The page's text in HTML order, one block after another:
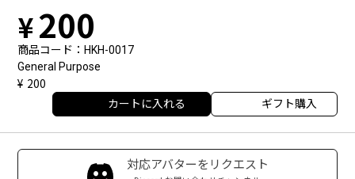
200
商品コード
HKH-0017
General Purpose
200
カートに入れる ギフト購入
対応アバターをリクエスト